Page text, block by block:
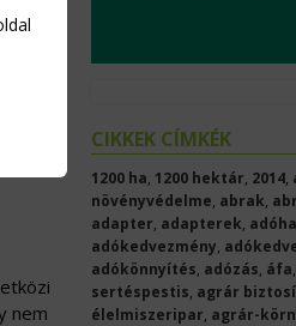
nem
CIKKEK CÍMKÉK
1200 ha, 1200 hektár, 2014,
növényvédelme, abrak,
adapter, adapterek,
adókedvezmény,
adókönnyítés, adózás, áfa,
sertéspestis, agrár
élelmiszeripar, agrár-